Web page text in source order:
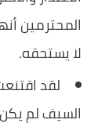
المحترمين
لا يستحقه.
لقد
السيف لم